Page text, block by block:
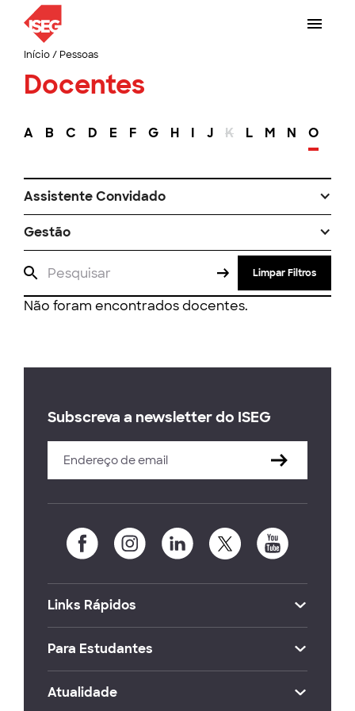
Início/ Pessoas
Docentes
A B C D E F G H I J K L M N O
Assistente Convidado
Gestão
Limpar Filtros
Não foram encontrados docentes.
Subscreva a newsletter do ISEG
Links Rápidos
Para Estudantes
Atualidade